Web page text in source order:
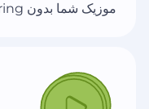
موزیک شما بدون buffering به پخش ادامه دهد.